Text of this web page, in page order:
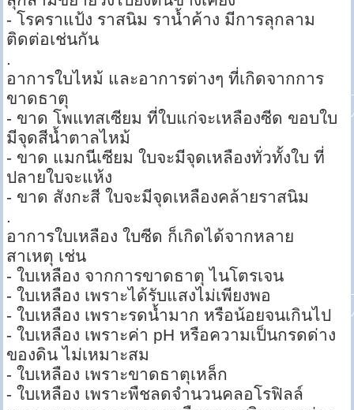
- โรคราแป้ง ราสนิม ราน้ำค้าง มีการลุกลาม
ติดต่อเช่นกัน
.
อาการใบไหม้ และอาการต่างๆ ที่เกิดจากการ
ขาดธาตุ
- ขาด โพแทสเซียม ที่ใบแก่จะเหลืองซีด ขอบใบ
มีจุดสีน้ำตาลไหม้
- ขาด แมกนีเซียม ใบจะมีจุดเหลืองทั่วทั้งใบ ที่
ปลายใบจะแห้ง
- ขาด สังกะสี ใบจะมีจุดเหลืองคล้ายราสนิม
.
อาการใบเหลือง ใบซีด ก็เกิดได้จากหลาย
สาเหตุ เช่น
- ใบเหลือง จากการขาดธาตุ ไนโตรเจน
- ใบเหลือง เพราะได้รับแสงไม่เพียงพอ
- ใบเหลือง เพราะรดน้ำมาก หรือน้อยจนเกินไป
- ใบเหลือง เพราะค่า pH หรือความเป็นกรดด่าง
ของดิน ไม่เหมาะสม
- ใบเหลือง เพราะขาดธาตุเหล็ก
- ใบเหลือง เพราะพืชลดจำนวนคลอโรฟิลล์